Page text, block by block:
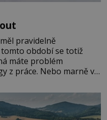
pravidelně
období se totiž
máte problém
z práce. Nebo marně v
kdyby se paměť